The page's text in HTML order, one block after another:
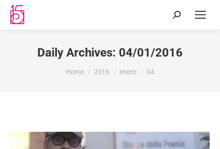
Daily Archives: 04/01/2016
You are here:
Home 2016 enero 04